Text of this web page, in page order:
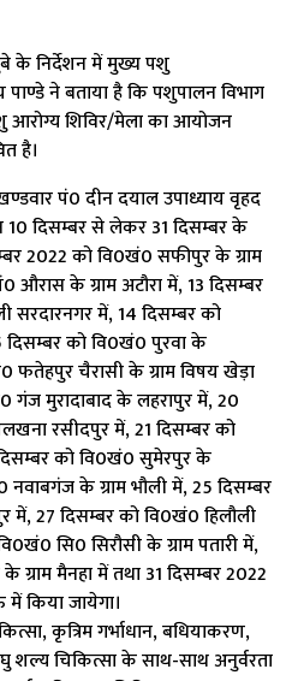
के निर्देशन में मुख्य पशु
पाण्डे ने बताया है कि पशुपालन विभाग
आरोग्य शिविर/मेला का आयोजन
है।
पं0 दीन दयाल उपाध्याय वृहद
दिसम्बर से लेकर 31 दिसम्बर के
2022 को वि0खं0 सफीपुर के ग्राम
के ग्राम अटौरा में, 13 दिसम्बर
सरदारनगर में, 14 दिसम्बर को
दिसम्बर को वि0खं0 पुरवा के
फतेहपुर चैरासी के ग्राम विषय खेड़ा
मुरादाबाद के लहरापुर में, 20
रसीदपुर में, 21 दिसम्बर को
को वि0खं0 सुमेरपुर के
के ग्राम भौली में, 25 दिसम्बर
में, 27 दिसम्बर को वि0खं0 हिलौली
सि0 सिरौसी के ग्राम पतारी में,
मैनहा में तथा 31 दिसम्बर 2022
किया जायेगा।
कृत्रिम गर्भाधान, बधियाकरण,
चिकित्सा के साथ-साथ अनुर्वरता